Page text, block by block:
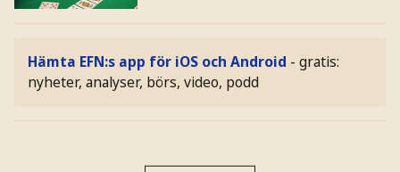
Hämta EFN:s app för iOS och Android - gratis:
nyheter, analyser, börs, video, podd